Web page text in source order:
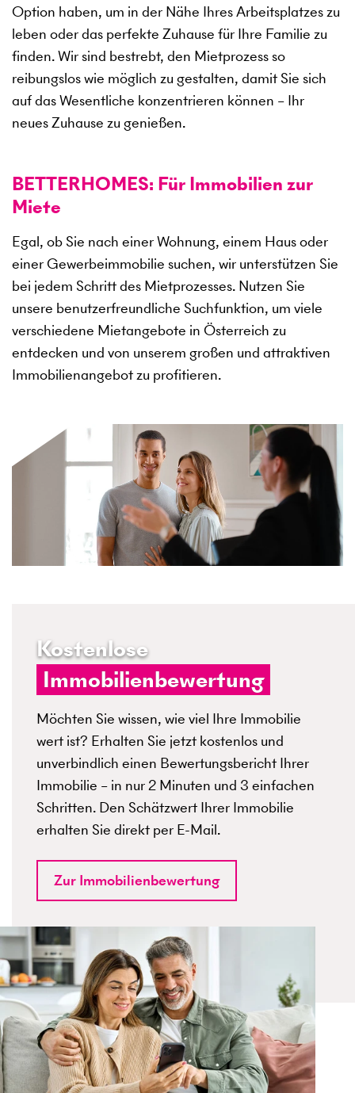
Option haben, um in der Nähe Ihres Arbeitsplatzes zu
leben oder das perfekte Zuhause für Ihre Familie zu
finden. Wir sind bestrebt, den Mietprozess so
reibungslos wie möglich zu gestalten, damit Sie sich
auf das Wesentliche konzentrieren können – Ihr
neues Zuhause zu genießen.
BETTERHOMES: Für Immobilien zur
Miete
Egal, ob Sie nach einer Wohnung, einem Haus oder
einer Gewerbeimmobilie suchen, wir unterstützen Sie
bei jedem Schritt des Mietprozesses. Nutzen Sie
unsere benutzerfreundliche Suchfunktion, um viele
verschiedene Mietangebote in Österreich zu
entdecken und von unserem großen und attraktiven
Immobilienangebot zu profitieren.
Kostenlose
Immobilienbewertung
Möchten Sie wissen, wie viel Ihre Immobilie
wert ist? Erhalten Sie jetzt kostenlos und
unverbindlich einen Bewertungsbericht Ihrer
Immobilie – in nur 2 Minuten und 3 einfachen
Schritten. Den Schätzwert Ihrer Immobilie
erhalten Sie direkt per E-Mail.
Zur Immobilienbewertung